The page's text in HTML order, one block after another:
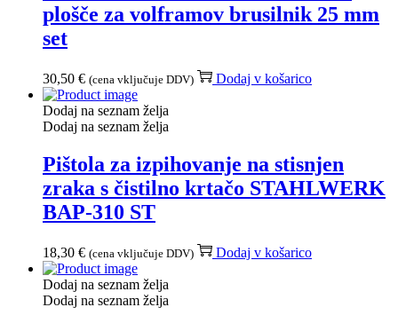
plošče za volframov brusilnik 25 mm
set
30,50 € (cena vključuje DDV) Dodaj v košarico
Dodaj na seznam želja
Dodaj na seznam želja
Pištola za izpihovanje na stisnjen
zraka s čistilno krtačo STAHLWERK
BAP-310 ST
18,30 € (cena vključuje DDV) Dodaj v košarico
Dodaj na seznam želja
Dodaj na seznam želja